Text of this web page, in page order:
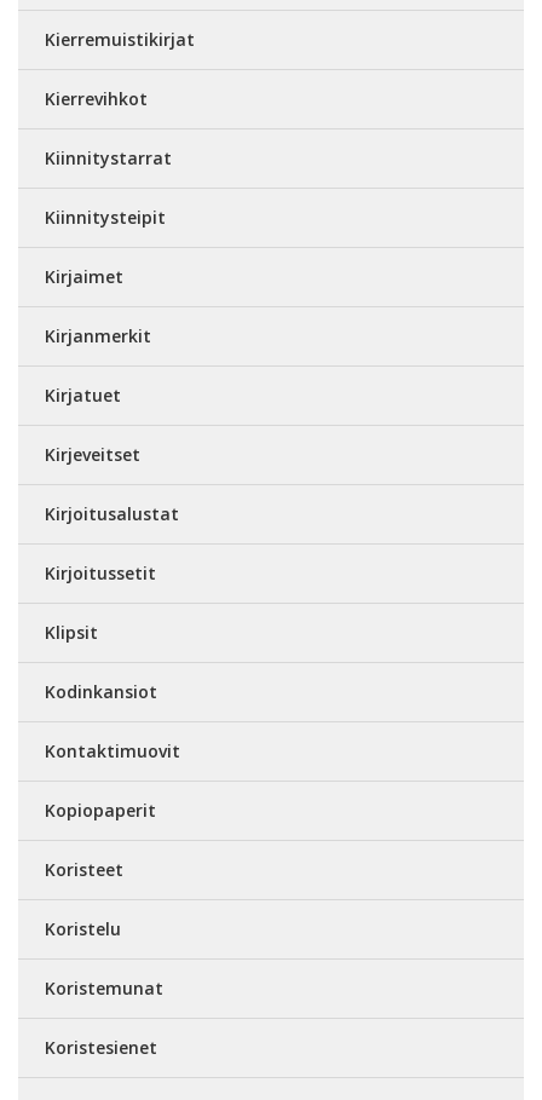
Kierremuistikirjat
Kierrevihkot
Kiinnitystarrat
Kiinnitysteipit
Kirjaimet
Kirjanmerkit
Kirjatuet
Kirjeveitset
Kirjoitusalustat
Kirjoitussetit
Klipsit
Kodinkansiot
Kontaktimuovit
Kopiopaperit
Koristeet
Koristelu
Koristemunat
Koristesienet